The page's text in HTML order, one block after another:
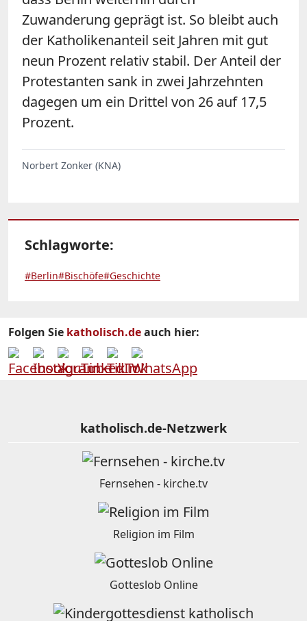
Zuwanderung geprägt ist. So bleibt auch
der Katholikenanteil seit Jahren mit gut
neun Prozent relativ stabil. Der Anteil der
Protestanten sank in zwei Jahrzehnten
dagegen um ein Drittel von 26 auf 17,5
Prozent.
Norbert Zonker (KNA)
Schlagworte:
#Berlin#Bischöfe#Geschichte
Folgen Sie katholisch.deauch hier:
katholisch.de-Netzwerk
Fernsehen - kirche.tv
Religion im Film
Gotteslob Online